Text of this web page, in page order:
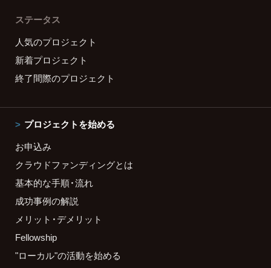
ステータス
人気のプロジェクト
新着プロジェクト
終了間際のプロジェクト
プロジェクトを始める
お申込み
クラウドファンディングとは
基本的な手順・流れ
成功事例の解説
メリット・デメリット
Fellowship
"ローカル"の活動を始める